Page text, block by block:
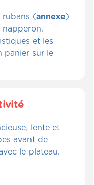
rubans (annexe)
napperon.
et les
panier sur le
lente et
avant de
le plateau.